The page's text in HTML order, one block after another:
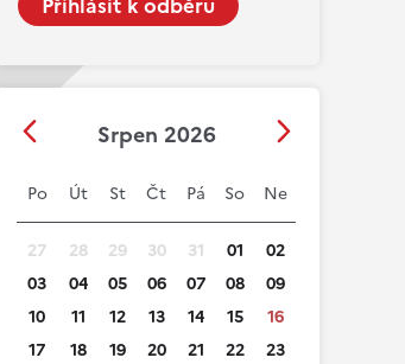
Srpen 2026
Po Út St Čt Pá So Ne
27 28 29 30 31 01
02
03
04 05 06 07 08
09
10
11 12 13 14 15
16
17
18 19 20 21 22
23